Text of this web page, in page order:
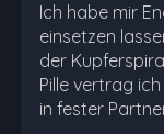
Ich habe mir
einsetzen
der
Pille vertrag
in fester